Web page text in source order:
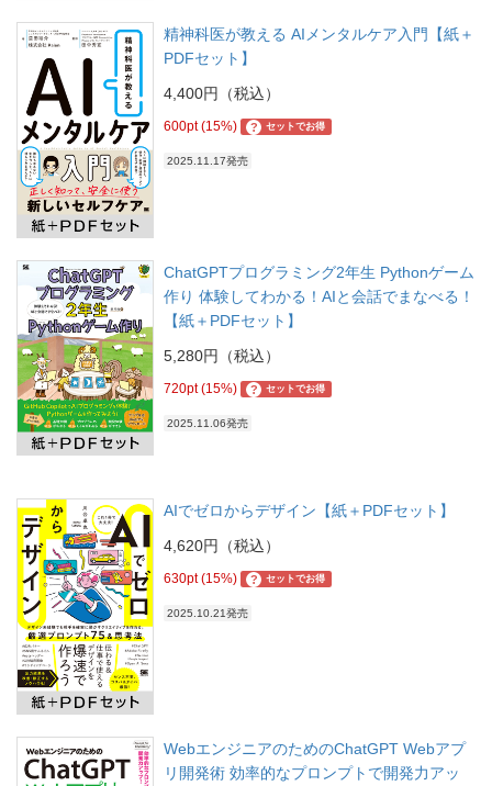
精神科医が教える AIメンタルケア入門【紙＋
PDFセット】
4,400円（税込）
600pt (15%) ? セットでお得
2025.11.17発売
ChatGPTプログラミング2年生 Pythonゲーム
作り 体験してわかる！AIと会話でまなべる！
【紙＋PDFセット】
5,280円（税込）
720pt (15%) ? セットでお得
2025.11.06発売
AIでゼロからデザイン【紙＋PDFセット】
4,620円（税込）
630pt (15%) ? セットでお得
2025.10.21発売
WebエンジニアのためのChatGPT Webアプ
リ開発術 効率的なプロンプトで開発力アッ